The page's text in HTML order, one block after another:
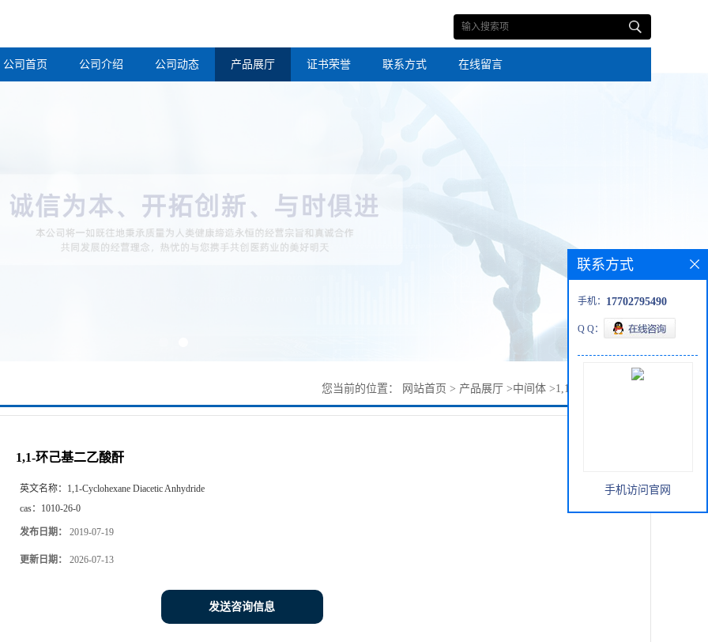
公司首页 公司介绍 公司动态 产品展厅 证书荣誉 联系方式 在线留言
您当前的位置： 网站首页 > 产品展厅 >中间体 >1,1-环己基二乙酸酐
1,1-环己基二乙酸酐
英文名称： 1,1-Cyclohexane Diacetic Anhydride
cas： 1010-26-0
发布日期： 2019-07-19
更新日期： 2026-07-13
发送咨询信息
联系方式
手机： 17702795490
Q Q：
手机访问官网